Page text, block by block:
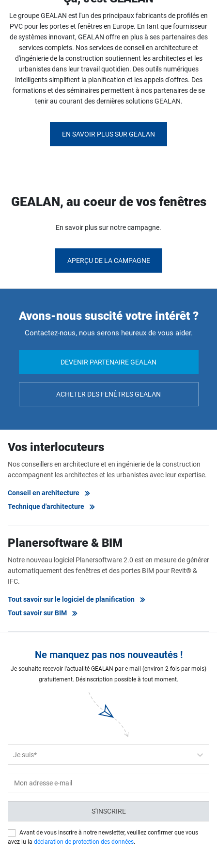
Le groupe GEALAN est l'un des principaux fabricants de profilés en
PVC pour les portes et fenêtres en Europe. En tant que fournisseur
de systèmes innovant, GEALAN offre en plus à ses partenaires des
services complets. Nos services de conseil en architecture et
d'ingénierie de la construction soutiennent les architectes et les
urbanistes dans leur travail quotidien. Des outils numériques
intelligents simplifient la planification et les appels d'offres. Des
formations et des séminaires permettent à nos partenaires de se
tenir au courant des dernières solutions GEALAN.
EN SAVOIR PLUS SUR GEALAN
GEALAN, au coeur de vos fenêtres
En savoir plus sur notre campagne.
APERÇU DE LA CAMPAGNE
Avons-nous suscité votre intérêt ?
Contactez-nous, nous serons heureux de vous aider.
DEVENIR PARTENAIRE GEALAN
ACHETER DES FENÊTRES GEALAN
Vos interlocuteurs
Nos conseillers en architecture et en ingénierie de la construction
accompagnent les architectes et les urbanistes avec leur expertise.
Conseil en architecture
Technique d'architecture
Planersoftware & BIM
Notre nouveau logiciel Planersoftware 2.0 est en mesure de générer
automatiquement des fenêtres et des portes BIM pour Revit® &
IFC.
Tout savoir sur le logiciel de planification
Tout savoir sur BIM
Ne manquez pas nos nouveautés !
Je souhaite recevoir l'actualité GEALAN par e-mail (environ 2 fois par mois)
gratuitement. Désinscription possible à tout moment.
Je suis*
S'INSCRIRE
Avant de vous inscrire à notre newsletter, veuillez confirmer que vous
avez lu la déclaration de protection des données.